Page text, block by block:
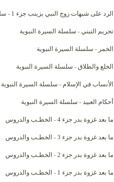
الرد على شبهات زوج النبي بزينب جزء 1 -
تحريم التبني- سلسلة السيرة النبوية
الخمر - سلسلة السيرة النبوية
الخلع والطلاق- سلسلة السيرة النبوية
الأنساب في الإسلام - سلسلة السيرة النبوية
أحكام العبيد- سلسلة السيرة النبوية
ما بعد غزوة بدر جزء 4 - الخطـب والدروس
ما بعد غزوة بدر جزء 3 - الخطـب والدروس
ما بعد غزوة بدر جزء 2 - الخطـب والدروس
ما بعد غزوة بدر جزء 1 - الخطـب والدروس